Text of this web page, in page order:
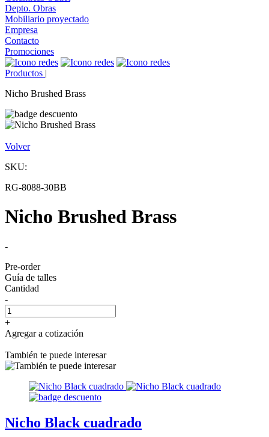
Depto. Obras
Mobiliario proyectado
Empresa
Contacto
Promociones
Productos |
Nicho Brushed Brass
Volver
SKU:
RG-8088-30BB
Nicho Brushed Brass
-
Pre-order
Guía de talles
Cantidad
-
+
Agregar a cotización
También te puede interesar
Nicho Black cuadrado